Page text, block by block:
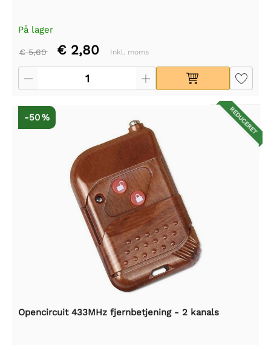
På lager
€ 5,60 € 2,80 Inkl. moms
REDUCERET
-50 %
Opencircuit 433MHz fjernbetjening - 2 kanals